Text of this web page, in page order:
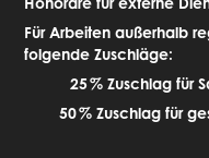
Für Arbeiten außerhalb
folgende Zuschläge:
25% Zuschlag für
50% Zuschlag für